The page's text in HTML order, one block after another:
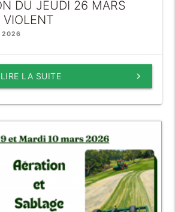
DU JEUDI 26 MARS
2026
keyboard_arrow_right
LIRE LA SUITE